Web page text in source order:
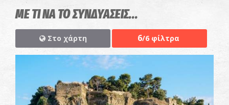
ΜΕ ΤΙ ΝΑ ΤΟ ΣΥΝΔΥΑΣΕΙΣ...
Στο χάρτη 6/6 φίλτρα